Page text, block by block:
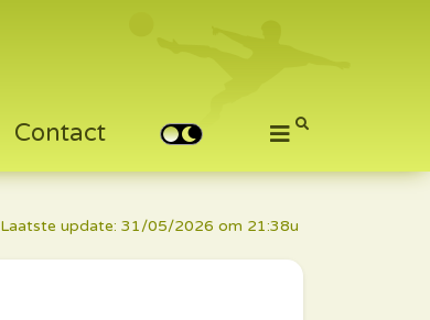
Contact
Laatste update: 31/05/2026 om 21:38u